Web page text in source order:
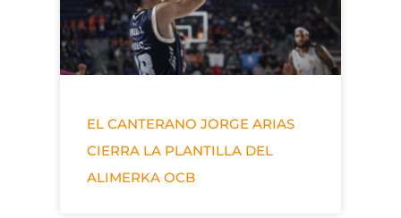
EL CANTERANO JORGE ARIAS
CIERRA LA PLANTILLA DEL
ALIMERKA OCB